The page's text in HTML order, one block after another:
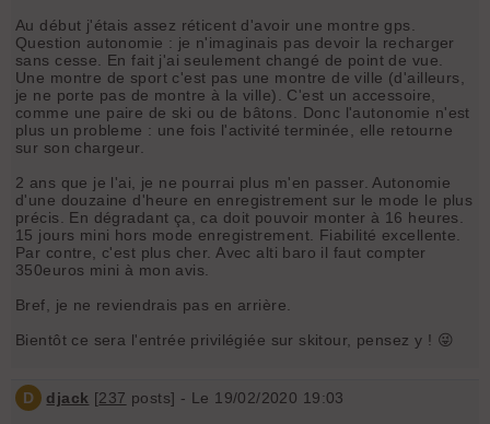
Au début j'étais assez réticent d'avoir une montre gps.
Question autonomie : je n'imaginais pas devoir la recharger
sans cesse. En fait j'ai seulement changé de point de vue.
Une montre de sport c'est pas une montre de ville (d'ailleurs,
je ne porte pas de montre à la ville). C'est un accessoire,
comme une paire de ski ou de bâtons. Donc l'autonomie n'est
plus un probleme : une fois l'activité terminée, elle retourne
sur son chargeur.
2 ans que je l'ai, je ne pourrai plus m'en passer. Autonomie
d'une douzaine d'heure en enregistrement sur le mode le plus
précis. En dégradant ça, ca doit pouvoir monter à 16 heures.
15 jours mini hors mode enregistrement. Fiabilité excellente.
Par contre, c'est plus cher. Avec alti baro il faut compter
350euros mini à mon avis.
Bref, je ne reviendrais pas en arrière.
Bientôt ce sera l'entrée privilégiée sur skitour, pensez y ! 😜
D djack [237 posts] - Le 19/02/2020 19:03